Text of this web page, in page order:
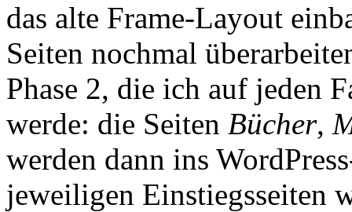
das alte Frame-Layout
Seiten nochmal
Phase 2, die ich auf jeden
werde: die Seiten Bücher,
werden dann ins
jeweiligen Einstiegsseiten